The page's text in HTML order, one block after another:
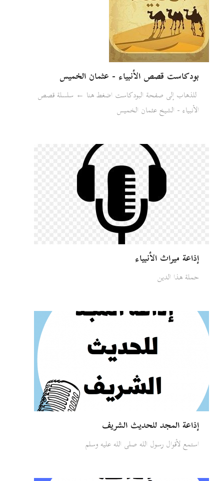
بودكاست قصص الأنبياء - عثمان الخميس
للذهاب إلى صفحة البودكاست اضغط هنا ← سلسلة قصص
الأنبياء - الشيخ عثمان الخميس
إذاعة ميراث الأنبياء
حملة هذا الدين
إذاعة المجد للحديث الشريف
استمع لأقوال رسول الله صلى الله عليه وسلم